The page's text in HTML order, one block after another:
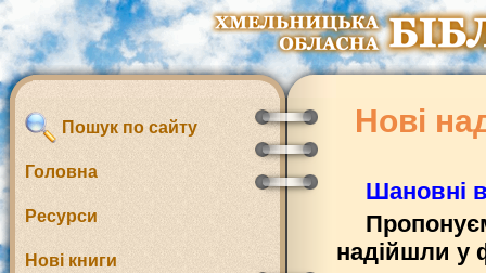
Пошук по сайту
Головна
Ресурси
Нові книги
Нові
Шановні
надійшли у